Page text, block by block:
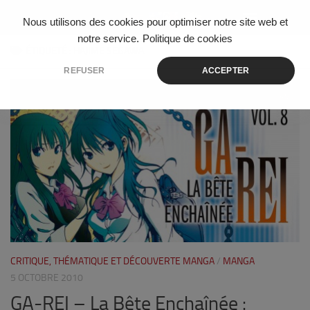
Nous utilisons des cookies pour optimiser notre site web et
notre service. Politique de cookies
REFUSER ACCEPTER
Skip to content
CRITIQUE, THÉMATIQUE ET DÉCOUVERTE MANGA / MANGA
5 OCTOBRE 2010
GA-REI – La Bête Enchaînée :